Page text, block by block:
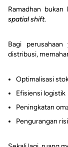
Ramadhan
spatial shift.
Bagi
distribusi,
Optimalisasi
Efisiensi logistik
Peningkatan
Pengurangan